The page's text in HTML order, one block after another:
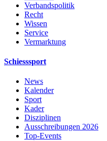
Verbandspolitik
Recht
Wissen
Service
Vermarktung
Schiesssport
News
Kalender
Sport
Kader
Disziplinen
Ausschreibungen 2026
Top-Events